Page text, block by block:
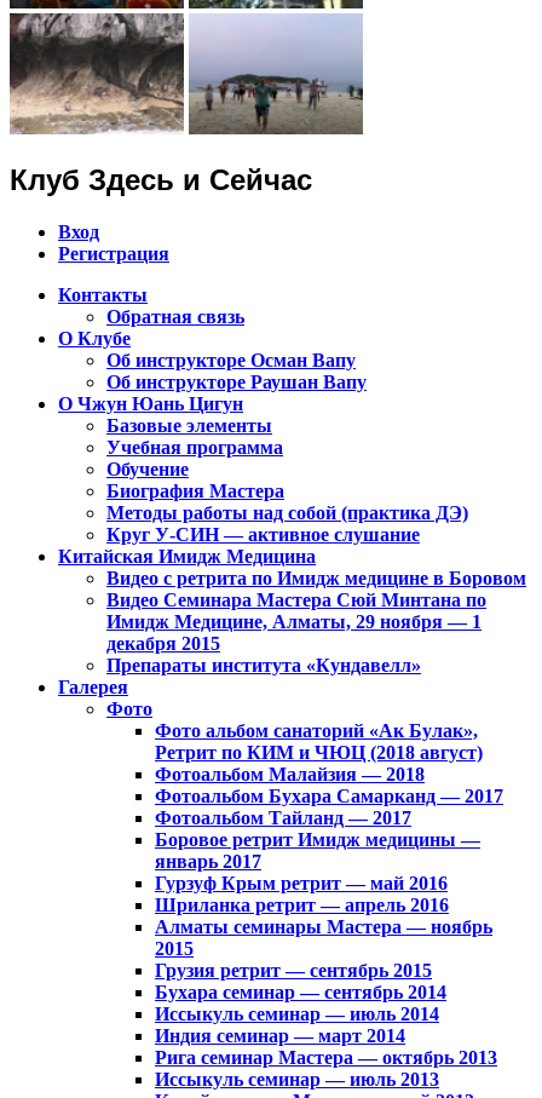
Клуб Здесь и Сейчас
Вход
Регистрация
Клуб Чжун Юань Цигун в городах
Алматы, Астана, Павлодар,
Петропавловск, Экибастуз, Бишкек…
Контакты
Обратная связь
О Клубе
Об инструкторе Осман Вапу
Об инструкторе Раушан Вапу
О Чжун Юань Цигун
Базовые элементы
Учебная программа
Обучение
Биография Мастера
Методы работы над собой (практика ДЭ)
Круг У-СИН — активное слушание
Китайская Имидж Медицина
Видео с ретрита по Имидж медицине в Боровом
Видео Семинара Мастера Сюй Минтана по
Имидж Медицине, Алматы, 29 ноября — 1
декабря 2015
Препараты института «Кундавелл»
Галерея
Фото
Фото альбом санаторий «Ак Булак»,
Ретрит по КИМ и ЧЮЦ (2018 август)
Фотоальбом Малайзия — 2018
Фотоальбом Бухара Самарканд — 2017
Фотоальбом Тайланд — 2017
Боровое ретрит Имидж медицины —
январь 2017
Гурзуф Крым ретрит — май 2016
Шриланка ретрит — апрель 2016
Алматы семинары Мастера — ноябрь
2015
Грузия ретрит — сентябрь 2015
Бухара семинар — сентябрь 2014
Иссыкуль семинар — июль 2014
Индия семинар — март 2014
Рига семинар Мастера — октябрь 2013
Иссыкуль семинар — июль 2013